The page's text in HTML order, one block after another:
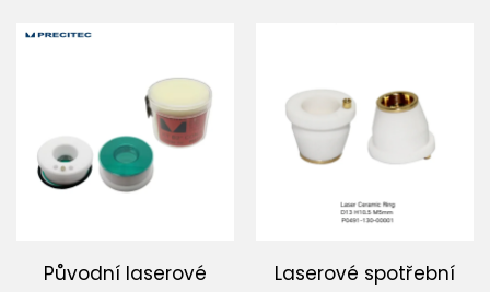
Původní laserové
Laserové spotřební